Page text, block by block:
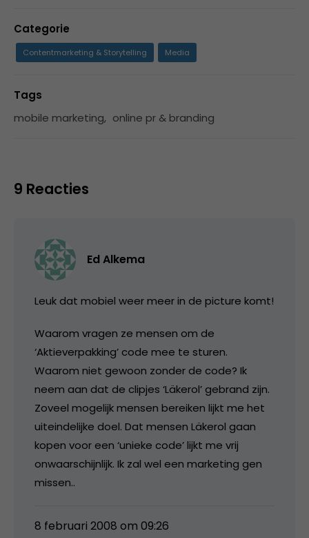
Categorie
Contentmarketing & Storytelling Media
Tags
mobile marketing, online pr & branding
9 Reacties
Ed Alkema
Leuk dat mobiel weer meer in de picture komt!
Waarom vragen ze mensen om de
‘Aktieverpakking’ code mee te sturen.
Waarom niet gewoon zonder de code? Ik
neem aan dat de clipjes ‘Läkerol’ gebrand zijn.
Zoveel mogelijk mensen bereiken lijkt me het
uiteindelijke doel. Dat mensen Läkerol gaan
kopen voor een ‘unieke code’ lijkt me vrij
onwaarschijnlijk. Ik zal wel een marketing gen
missen..
8 februari 2008 om 09:26